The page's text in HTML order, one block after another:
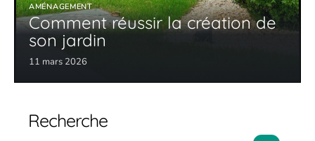
AMÉNAGEMENT
Comment réussir la création de
son jardin
11 mars 2026
Recherche